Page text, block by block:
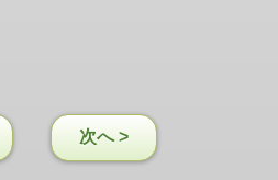
次へ >